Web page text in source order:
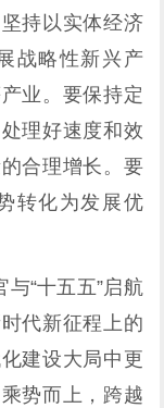
持以实体经济
战略性新兴产
业。要保持定
理好速度和效
合理增长。要
转化为发展优
“十五五”启航
代新征程上的
建设大局中更
势而上，跨越